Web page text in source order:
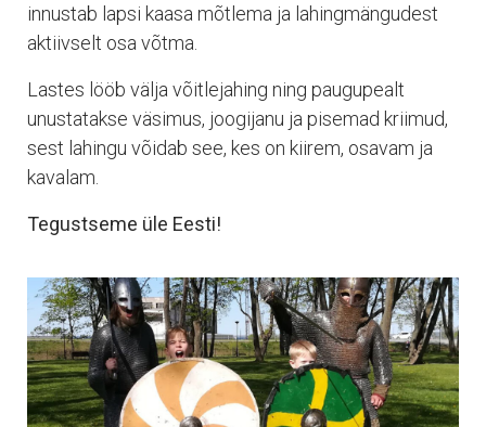
innustab lapsi kaasa mõtlema ja lahingmängudest
aktiivselt osa võtma.
Lastes lööb välja võitlejahing ning paugupealt
unustatakse väsimus, joogijanu ja pisemad kriimud,
sest lahingu võidab see, kes on kiirem, osavam ja
kavalam.
Tegustseme üle Eesti!